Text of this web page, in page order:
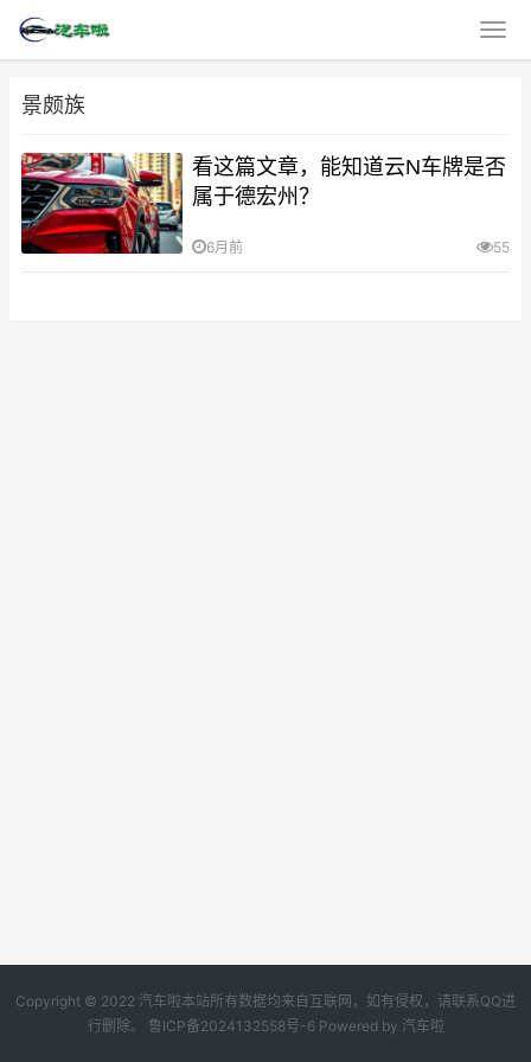
景颇族
看这篇文章，能知道云N车牌是否
属于德宏州？
6月前 55
Copyright © 2022 汽车啦本站所有数据均来自互联网，如有侵权，请联系QQ进
行删除。 鲁ICP备2024132558号-6Powered by 汽车啦